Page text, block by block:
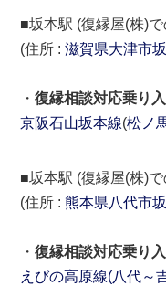
■坂本駅 (復縁屋(株)
(住所 :滋賀県大津市
・復縁相談対応乗り
京阪石山坂本線(松ノ
■坂本駅 (復縁屋(株)
(住所 :熊本県八代市
・復縁相談対応乗り
えびの高原線(八代～